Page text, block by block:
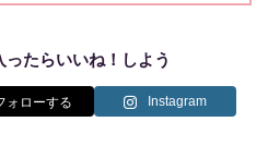
たらいいね！しよう
Instagram